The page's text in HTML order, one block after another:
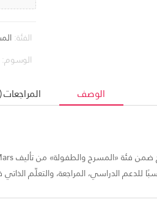
الفئة:
الوسوم:
الوصف المراجعات
للدعم الدراسي، المراجعة، والتعلّم